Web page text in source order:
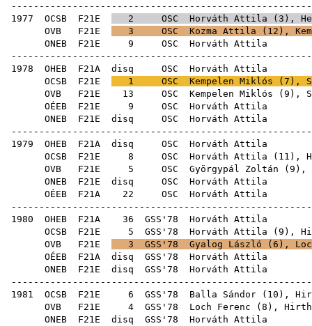
1977 OCSB F21E 2 OSC Horváth Attila ( 3 ),
OVB F21E 3 OSC Kozma Attila ( 12 ),
ONEB F21E 9 OSC
1978 OHEB F21A disq OSC
OCSB F21E 1 OSC Kempelen Miklós ( 7 ),
OVB F21E 13 OSC Kempelen Miklós ( 9 ),
OÉEB F21E 9 OSC
ONEB F21E disq OSC
1979 OHEB F21A disq OSC
OCSB F21E 8 OSC Horváth Attila ( 11 ),
OVB F21E 5 OSC Györgypál Zoltán ( 9 ),
ONEB F21E disq OSC
OÉEB F21A 22 OSC
1980 OHEB F21A 36 GSS'78
OCSB F21E 5 GSS'78 Horváth Attila ( 9 ),
OVB F21E 3 GSS'78 Gyalog László ( 6 ),
OÉEB F21A disq GSS'78
ONEB F21E disq GSS'78
1981 OCSB F21E 6 GSS'78 Balla Sándor ( 10 ),
OVB F21E 4 GSS'78 Loch Ferenc ( 8 ), Hirth
ONEB F21E disq GSS'78